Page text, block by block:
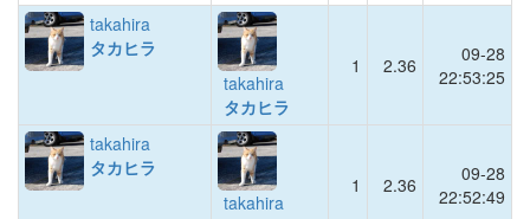
takahira
タカヒラ
takahira
タカヒラ
1 2.36
09-28
22:53:25
takahira
タカヒラ
takahira
1 2.36
09-28
22:52:49